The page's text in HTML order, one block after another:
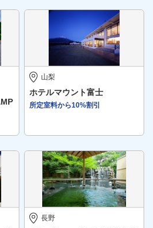
山梨
ホテルマウント富士
所定室料から10%割引
長野